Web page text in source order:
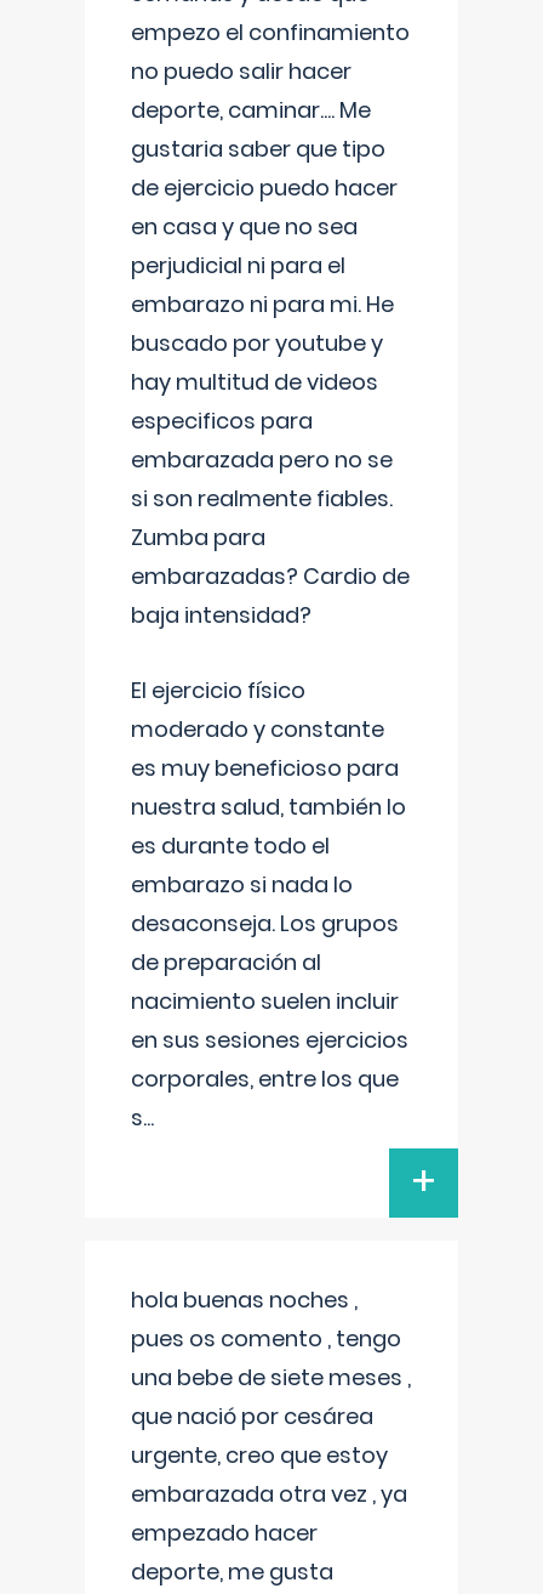
empezo el confinamiento
no puedo salir hacer
deporte, caminar.... Me
gustaria saber que tipo
de ejercicio puedo hacer
en casa y que no sea
perjudicial ni para el
embarazo ni para mi. He
buscado por youtube y
hay multitud de videos
especificos para
embarazada pero no se
si son realmente fiables.
Zumba para
embarazadas? Cardio de
baja intensidad?
El ejercicio físico
moderado y constante
es muy beneficioso para
nuestra salud, también lo
es durante todo el
embarazo si nada lo
desaconseja. Los grupos
de preparación al
nacimiento suelen incluir
en sus sesiones ejercicios
corporales, entre los que
s...
+
hola buenas noches ,
pues os comento , tengo
una bebe de siete meses ,
que nació por cesárea
urgente, creo que estoy
embarazada otra vez , ya
empezado hacer
deporte, me gusta